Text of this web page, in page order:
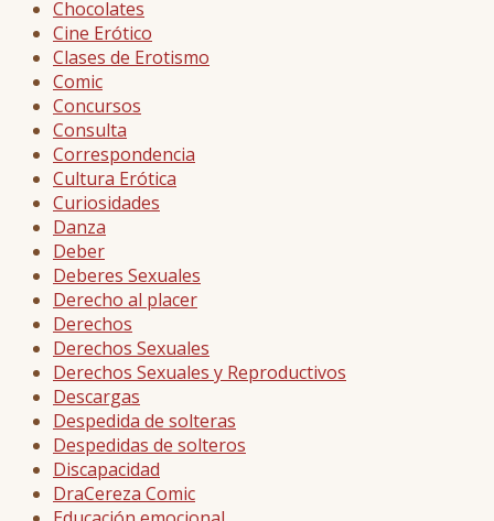
Chocolates
Cine Erótico
Clases de Erotismo
Comic
Concursos
Consulta
Correspondencia
Cultura Erótica
Curiosidades
Danza
Deber
Deberes Sexuales
Derecho al placer
Derechos
Derechos Sexuales
Derechos Sexuales y Reproductivos
Descargas
Despedida de solteras
Despedidas de solteros
Discapacidad
DraCereza Comic